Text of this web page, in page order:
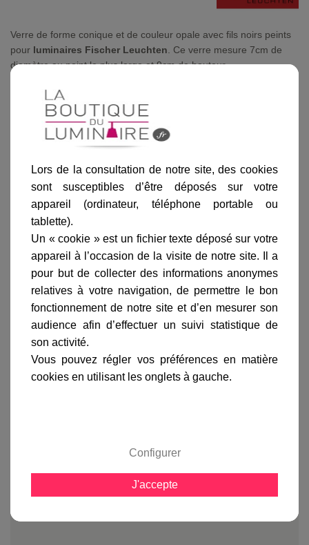
Verre de forme conique et de couleur opale avec fils noirs peints
pour luminaires Fischer Leuchten . Ce verre mesure 7cm de
diamètre au point le plus large et 9cm de hauteur.
Lire la suite
Informations produit
marque
livraison
gamme complète
avis clients
En savoir plus sur :Verre cône opale et noir M6-Licht
Spot17-Fischer Leuchten
qui sera adapté à son futur environnement et aux
goûts de chacun, il vous suffit pour cela de choisir
une structure, ensuite vous choisissez des verres et
le résultat sera un luminaire design et unique avec la
Lors de la consultation de notre site, des cookies
sont susceptibles d’être déposés sur votre
appareil (ordinateur, téléphone portable ou
tablette).
Un « cookie » est un fichier texte déposé sur votre
appareil à l’occasion de la visite de notre site. Il a
pour but de collecter des informations anonymes
relatives à votre navigation, de permettre le bon
fonctionnement de notre site et d’en mesurer son
audience afin d’effectuer un suivi statistique de
son activité.
Vous pouvez régler vos préférences en matière
cookies en utilisant les onglets à gauche.
Configurer
J'accepte